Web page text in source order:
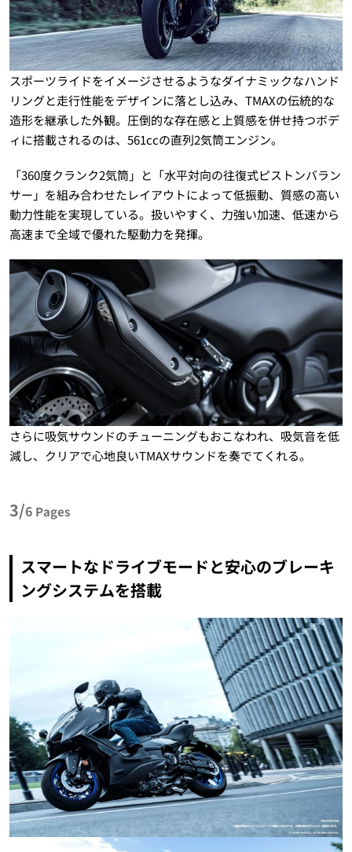
スポーツライドをイメージさせるようなダイナミックなハンド
リングと走行性能をデザインに落とし込み、TMAXの伝統的な
造形を継承した外観。圧倒的な存在感と上質感を併せ持つボデ
ィに搭載されるのは、561ccの直列2気筒エンジン。
「360度クランク2気筒」と「水平対向の往復式ピストンバラン
サー」を組み合わせたレイアウトによって低振動、質感の高い
動力性能を実現している。扱いやすく、力強い加速、低速から
高速まで全域で優れた駆動力を発揮。
さらに吸気サウンドのチューニングもおこなわれ、吸気音を低
減し、クリアで心地良いTMAXサウンドを奏でてくれる。
3/6 Pages
スマートなドライブモードと安心のブレーキ
ングシステムを搭載